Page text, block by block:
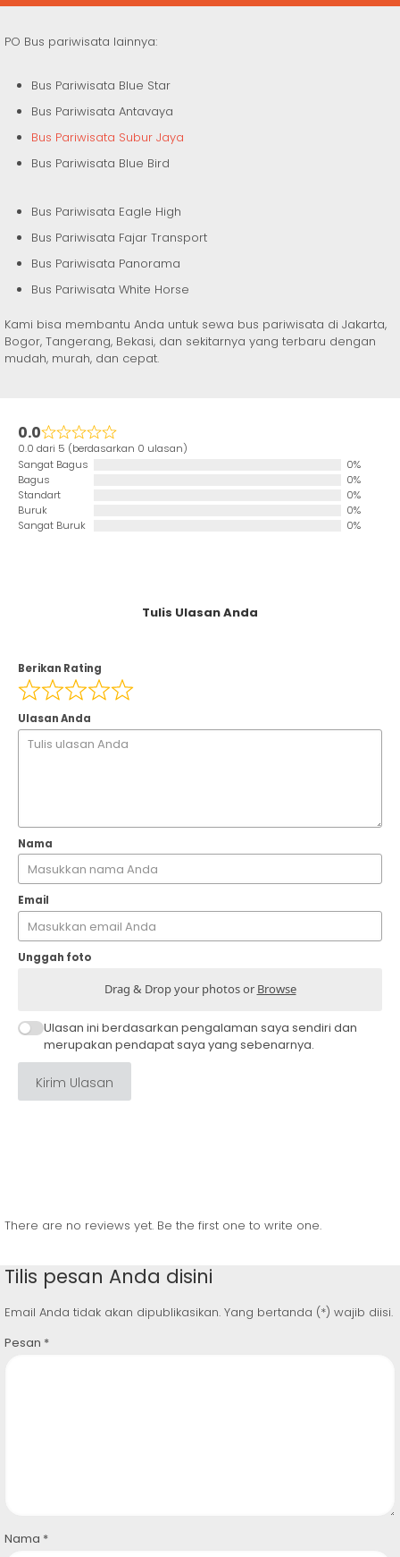
PO Bus pariwisata lainnya:
Bus Pariwisata Blue Star
Bus Pariwisata Antavaya
Bus Pariwisata Subur Jaya
Bus Pariwisata Blue Bird
Bus Pariwisata Eagle High
Bus Pariwisata Fajar Transport
Bus Pariwisata Panorama
Bus Pariwisata White Horse
Kami bisa membantu Anda untuk sewa bus pariwisata di Jakarta,
Bogor, Tangerang, Bekasi, dan sekitarnya yang terbaru dengan
mudah, murah, dan cepat.
0.0
0.0 dari 5 (berdasarkan 0 ulasan)
Sangat Bagus
0%
Bagus
0%
Standart
0%
Buruk
0%
Sangat Buruk
0%
Tulis Ulasan Anda
Berikan Rating
Ulasan Anda
Nama
Email
Unggah foto
Drag & Drop your photos or Browse
Ulasan ini berdasarkan pengalaman saya sendiri dan
merupakan pendapat saya yang sebenarnya.
Kirim Ulasan
There are no reviews yet. Be the first one to write one.
Tilis pesan Anda disini
Email Anda tidak akan dipublikasikan. Yang bertanda (*) wajib diisi.
Pesan *
Nama *